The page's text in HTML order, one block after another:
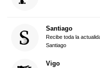
Santiago
Recibe toda la
Santiago
Vigo